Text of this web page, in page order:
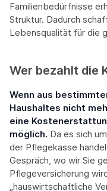
Familienbedürfnisse
Struktur. Dadurch
Lebensqualität für die
Wer bezahlt die
Wenn aus
Haushaltes nicht
eine
möglich. Da es sich
der Pflegekasse
Gespräch, wo wir Sie
Pflegeversicherung
„hauswirtschaftliche